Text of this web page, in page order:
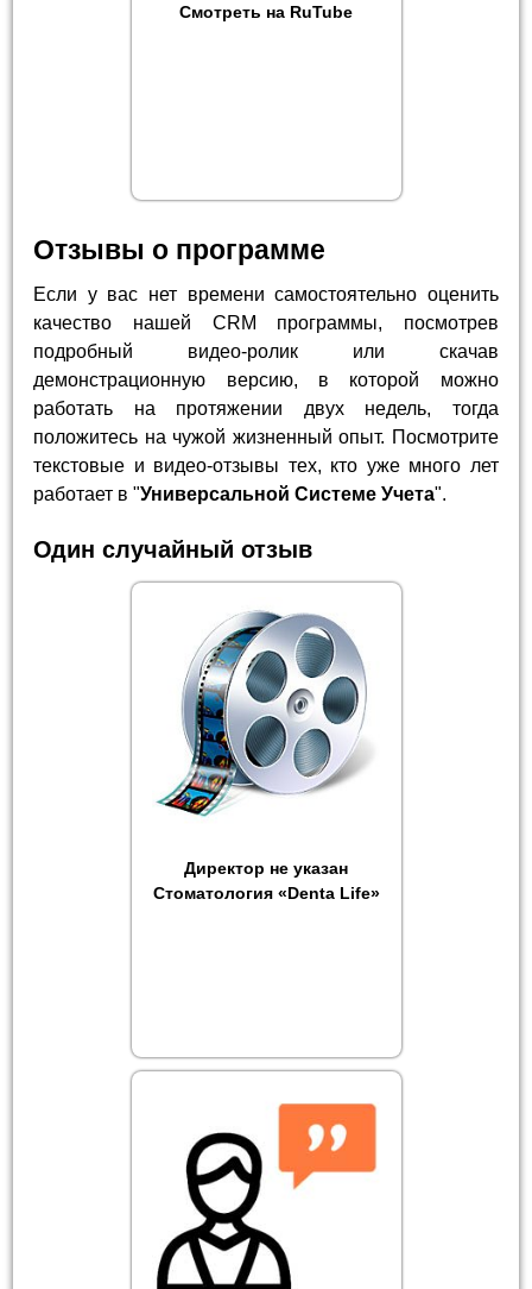
Смотреть на RuTube
Отзывы о программе
Если у вас нет времени самостоятельно оценить
качество нашей CRM программы, посмотрев
подробный видео-ролик или скачав
демонстрационную версию, в которой можно
работать на протяжении двух недель, тогда
положитесь на чужой жизненный опыт. Посмотрите
текстовые и видео-отзывы тех, кто уже много лет
работает в "Универсальной Системе Учета".
Один случайный отзыв
Директор не указан
Стоматология «Denta Life»